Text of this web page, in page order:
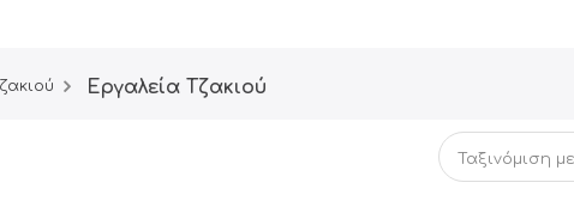
Εργαλεία Tζακιού